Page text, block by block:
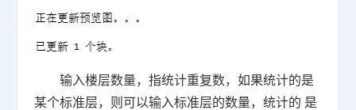
输入楼层数量，指统计重复数，如果统计的是
某个标准层，则可以输入标准层的数量，统计的 是